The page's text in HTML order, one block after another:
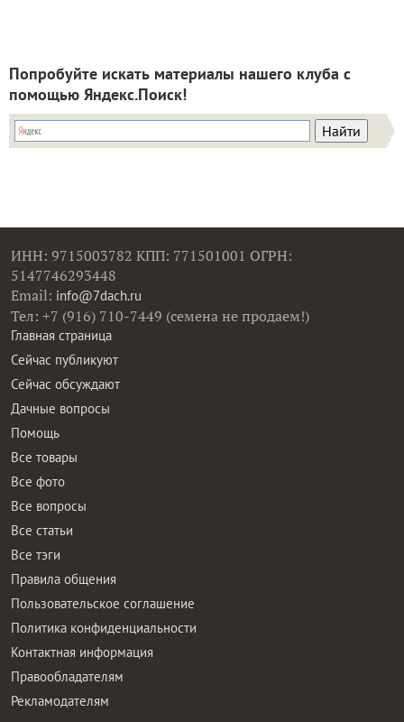
Попробуйте искать материалы нашего клуба с
помощью Яндекс.Поиск!
ИНН: 9715003782 КПП: 771501001 ОГРН:
5147746293448
Email: info@7dach.ru
Тел: +7 (916) 710-7449 (семена не продаем!)
Главная страница
Сейчас публикуют
Сейчас обсуждают
Дачные вопросы
Помощь
Все товары
Все фото
Все вопросы
Все статьи
Все тэги
Правила общения
Пользовательское соглашение
Политика конфиденциальности
Контактная информация
Правообладателям
Рекламодателям